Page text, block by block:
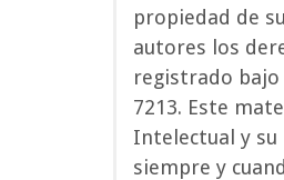
propiedad de
autores los
registrado bajo
7213. Este
Intelectual y
siempre y